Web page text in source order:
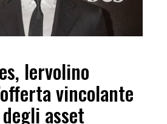
Iervolino
vincolante
asset